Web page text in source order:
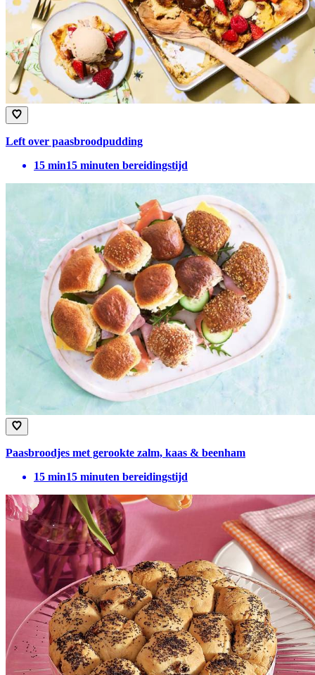
Left over paasbroodpudding
15 min15 minuten bereidingstijd
Paasbroodjes met gerookte zalm, kaas & beenham
15 min15 minuten bereidingstijd